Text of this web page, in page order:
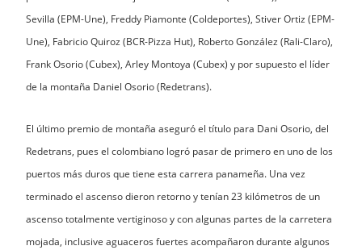
Sevilla (EPM-Une), Freddy Piamonte (Coldeportes), Stiver Ortiz (EPM-
Une), Fabricio Quiroz (BCR-Pizza Hut), Roberto González (Rali-Claro),
Frank Osorio (Cubex), Arley Montoya (Cubex) y por supuesto el líder
de la montaña Daniel Osorio (Redetrans).
El último premio de montaña aseguró el título para Dani Osorio, del
Redetrans, pues el colombiano logró pasar de primero en uno de los
puertos más duros que tiene esta carrera panameña. Una vez
terminado el ascenso dieron retorno y tenían 23 kilómetros de un
ascenso totalmente vertiginoso y con algunas partes de la carretera
mojada, inclusive aguaceros fuertes acompañaron durante algunos